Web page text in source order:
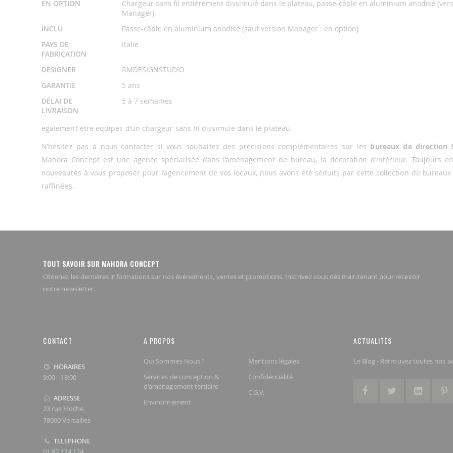
différentes options de personnalisation disponibles.
Complétez l’ameublement de votre bureau grâce au mobilier de bureau
Sessanta
Si vous êtes actuellement à la recherche d’un bureau de directeur moderne, polyvalent qui apportera une
sophistication à votre décoration, vous allez adorer la
élégance et sa fonctionnalité, vous pourrez compléter l'
Les bureaux incluent un passe-câble en aluminium (sauf la version Manager pour laquelle il s’agit d’une option).
également être équipés d’un chargeur sans fil dissimulé dans le plateau.
N’hésitez pas à nous contacter si vous souhaitez des précisions complémentaires sur les bureaux de direction
Mahora Concept est une agence spécialisée dans l’aménagement de bureau, la décoration d’intérieur. Toujours
nouveautés à vous proposer pour l’agencement de vos locaux, nous avons été séduits par cette collection de
raffinées.
EN OPTION
Chargeur sans fil entièrement dissimulé dans le plateau, passe-câble en aluminium anodisé
Manager)
INCLU
Passe-câble en aluminium anodisé (sauf version Manager : en option)
PAYS DE
FABRICATION
Italie
DESIGNER
RMDESIGNSTUDIO
GARANTIE
5 ans
DÉLAI DE
LIVRAISON
5 à 7 semaines
TOUT SAVOIR SUR MAHORA CONCEPT
Obtenez les dernières informations sur nos événements, ventes et promotions. Inscrivez vous dés maintenant pour recevoir
notre newsletter.
CONTACT
HORAIRES
9:00 - 18:00
ADRESSE
23 rue Hoche
78000 Versailles
TELEPHONE
A PROPOS
Qui Sommes Nous ?
Services de conception &
d'aménagement tertiaire
Environnement
Mentions légales
Confidentialité
C.G.V.
ACTUALITES
Le Blog - Retrouvez toutes nos